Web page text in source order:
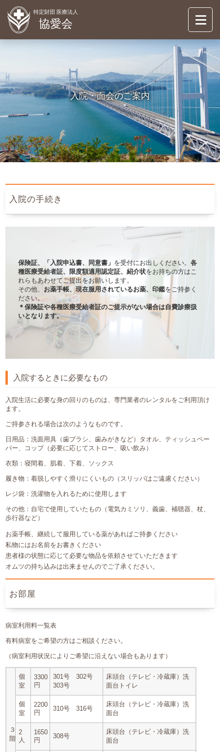
特定財団 医療法人
協愛会
倉敷シティ病院
KURASHIKI CITY HOSUPITAL
お知らせ
NEWS
情報公開
採用情報
086-472-7111
入院・面会のご案内
入院の手続き
保険証、「入院申込書、同意書」 を受付にお出しください。 各
種医療受給者証、限度額適用認定証、紹介状をお持ちの方はこ
れらもあわせてご提出をお願いします。
その他、 お薬手帳、現在服用されているお薬、印鑑をご持参く
ださい。
＊保険証や各種医療受給者証のご提示がない場合は自費診療扱
いとなります。
入院するときに必要なもの
入院生活に必要な身の回りのものは、専門業者のレンタルをご利用頂け
ます。
ご持参される場合は次のようなものです。
日用品：洗面用具（歯ブラシ、歯みがきなど）タオル、ティッシュペー
パー、コップ（必要に応じてストロー、吸い飲み）
衣類：寝間着、肌着、下着、ソックス
履き物：着脱しやすく滑りにくいもの（スリッパはご遠慮ください）
レジ袋：洗濯物を入れるために使用します
その他：自宅で使用していたもの（電気カミソリ、義歯、補聴器、杖、
歩行器など）
お薬手帳、継続して服用している薬があればご持参ください
私物にはお名前をお書きください
患者様の状態に応じて必要な物品を依頼させていただきます
オムツの持ち込みは出来ませんのでご了承ください。
お部屋
病室利用料一覧表
有料病室をご希望の方はご相談ください。
（病室利用状況によりご希望に沿えない場合もあります）
３
階
個
室
3300
円
301号 302号
303号
床頭台（テレビ・冷蔵庫）洗
面台トイレ
個
室
2200
円
310号 316号
床頭台（テレビ・冷蔵庫）洗
面台
2
人
1650
円
308号
床頭台（テレビ・冷蔵庫）洗
面台